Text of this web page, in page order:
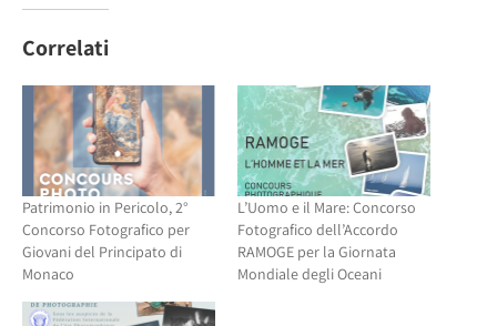
su
(Si
apre
una
nuova
finestra)
nuova
finestra)
Correlati
Patrimonio in Pericolo, 2°
Concorso Fotografico per
Giovani del Principato di
Monaco
L’Uomo e il Mare: Concorso
Fotografico dell’Accordo
RAMOGE per la Giornata
Mondiale degli Oceani